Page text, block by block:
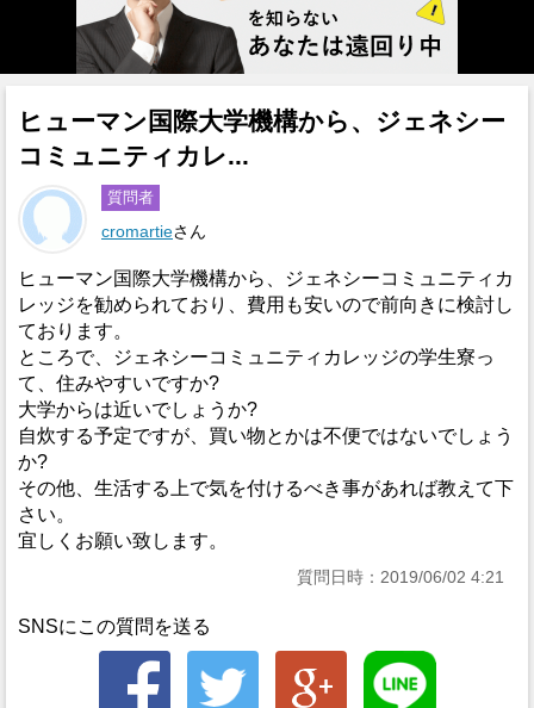
ヒューマン国際大学機構から、ジェネシー
コミュニティカレ...
質問者
cromartieさん
ヒューマン国際大学機構から、ジェネシーコミュニティカ
レッジを勧められており、費用も安いので前向きに検討し
ております。
ところで、ジェネシーコミュニティカレッジの学生寮っ
て、住みやすいですか?
大学からは近いでしょうか?
自炊する予定ですが、買い物とかは不便ではないでしょう
か?
その他、生活する上で気を付けるべき事があれば教えて下
さい。
宜しくお願い致します。
質問日時：2019/06/02 4:21
SNSにこの質問を送る